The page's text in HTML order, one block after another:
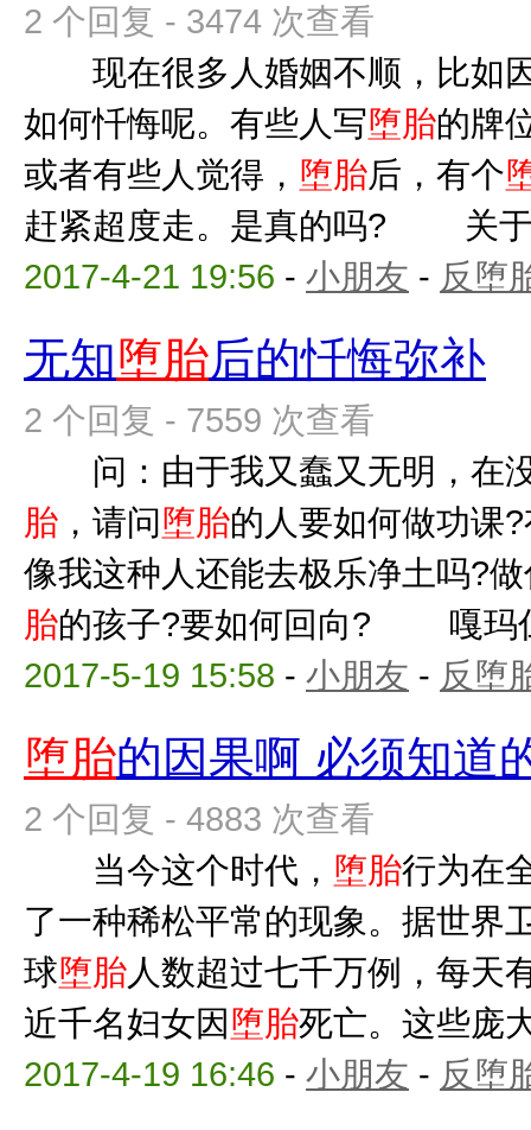
2 个回复 - 3474 次查看
现在很多人婚姻不顺，比如
如何忏悔呢。有些人写堕胎的牌
或者有些人觉得， 堕胎后，有个
赶紧超度走。是真的吗? 关
2017-4-21 19:56 - 小朋友 - 反堕
无知堕胎后的忏悔弥补
2 个回复 - 7559 次查看
问：由于我又蠢又无明，在
胎 ，请问堕胎的人要如何做功课
像我这种人还能去极乐净土吗?
胎的孩子?要如何回向? 嘎玛
2017-5-19 15:58 - 小朋友 - 反堕
堕胎的因果啊 必须知道
2 个回复 - 4883 次查看
当今这个时代， 堕胎行为在
了一种稀松平常的现象。据世界
球堕胎人数超过七千万例，每天
近千名妇女因堕胎死亡。这些庞
2017-4-19 16:46 - 小朋友 - 反堕